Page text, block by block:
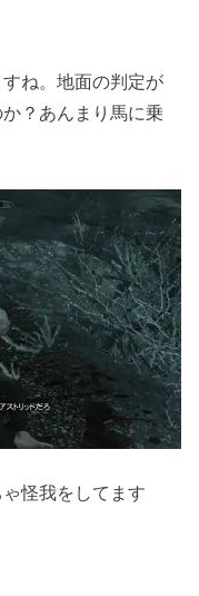
ね。地面の判定が
？あんまり馬に乗
怪我をしてます